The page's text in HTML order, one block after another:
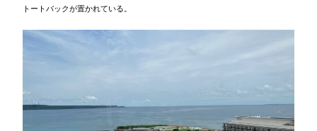
トートバックが置かれている。